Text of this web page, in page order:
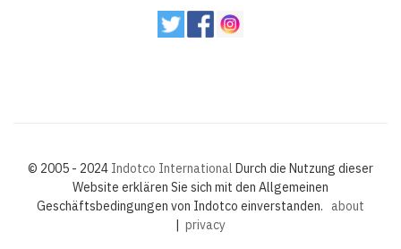
© 2005 - 2024 Indotco International Durch die Nutzung dieser
Website erklären Sie sich mit den Allgemeinen
Geschäftsbedingungen von Indotco einverstanden. about
privacy